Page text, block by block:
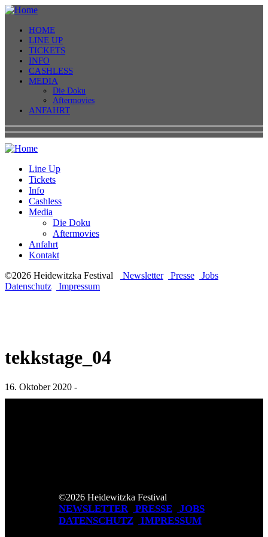
HOME
LINE UP
TICKETS
INFO
CASHLESS
MEDIA
Die Doku
Aftermovies
ANFAHRT
Line Up
Tickets
Info
Cashless
Media
Die Doku
Aftermovies
Anfahrt
Kontakt
©2026 Heidewitzka Festival
Newsletter Presse
Jobs
Datenschutz
Impressum
tekkstage_04
16. Oktober 2020 -
©2026 Heidewitzka Festival
NEWSLETTER PRESSE
JOBS
DATENSCHUTZ
IMPRESSUM